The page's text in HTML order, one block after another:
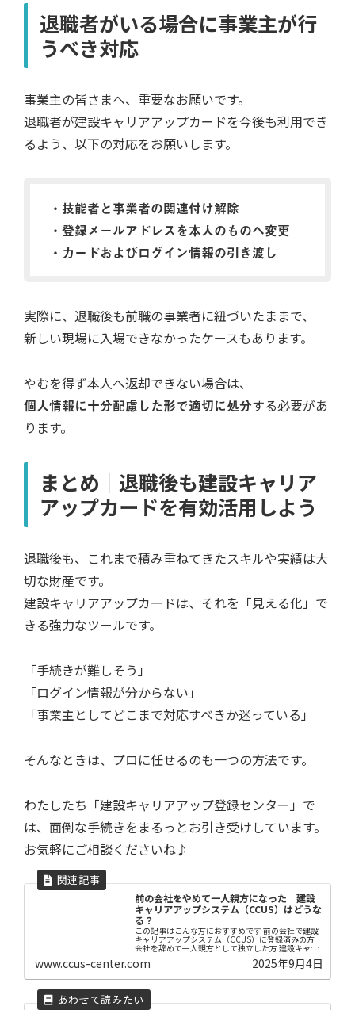
退職者がいる場合に事業主が行
うべき対応
事業主の皆さまへ、重要なお願いです。
退職者が建設キャリアアップカードを今後も利用でき
るよう、以下の対応をお願いします。
・技能者と事業者の関連付け解除
・登録メールアドレスを本人のものへ変更
・カードおよびログイン情報の引き渡し
実際に、退職後も前職の事業者に紐づいたままで、
新しい現場に入場できなかったケースもあります。
やむを得ず本人へ返却できない場合は、
個人情報に十分配慮した形で適切に処分する必要があ
ります。
まとめ｜退職後も建設キャリア
アップカードを有効活用しよう
退職後も、これまで積み重ねてきたスキルや実績は大
切な財産です。
建設キャリアアップカードは、それを「見える化」で
きる強力なツールです。
「手続きが難しそう」
「ログイン情報が分からない」
「事業主としてどこまで対応すべきか迷っている」
そんなときは、プロに任せるのも一つの方法です。
わたしたち「建設キャリアアップ登録センター」で
は、面倒な手続きをまるっとお引き受けしています。
お気軽にご相談くださいね♪
前の会社をやめて一人親方になった 建設
キャリアアップシステム（CCUS）はどうな
る？
この記事はこんな方におすすめです 前の会社で建設
キャリアアップシステム（CCUS）に登録済みの方
会社を辞めて一人親方として独立した方 建設キャリ
アアップシステム（CCUS）の一人親方の手続きがよ
くわからない方 【はじめに】 こんにちは！「...
www.ccus-center.com 2025年9月4日